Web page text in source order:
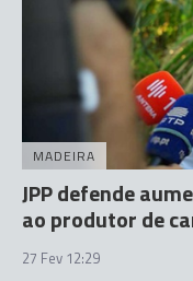
MADEIRA
JPP defende
ao produtor de
27 Fev 12:29